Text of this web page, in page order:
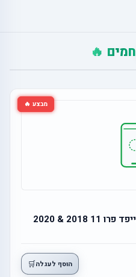
חמים 🔥
מבצע 🔥
הוסף לעגלה🛒